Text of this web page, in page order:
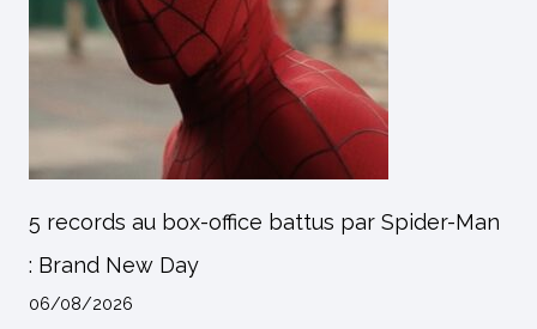
5 records au box-office battus par Spider-Man
: Brand New Day
06/08/2026